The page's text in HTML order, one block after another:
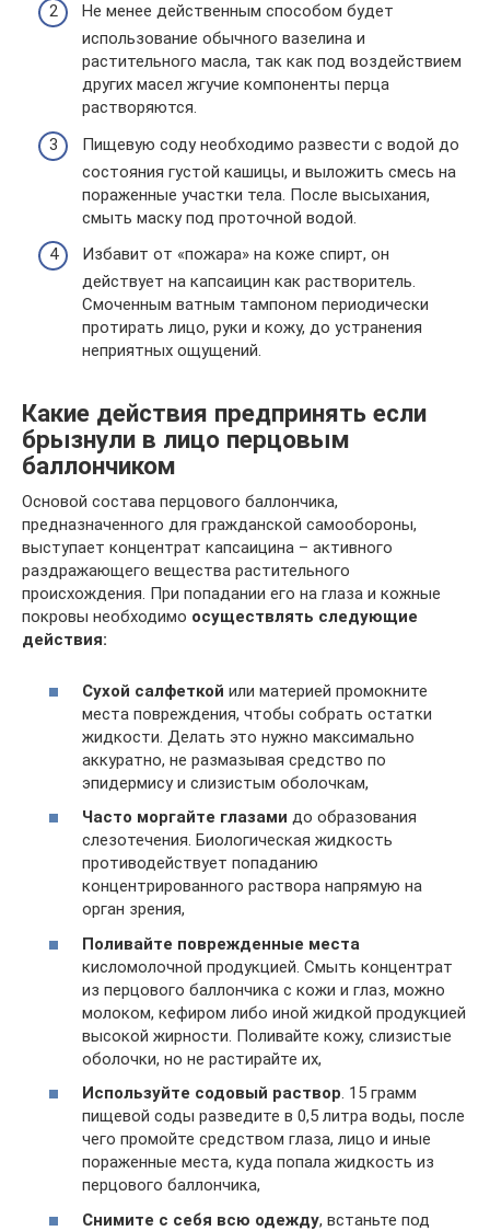
Не менее действенным способом будет
использование обычного вазелина и
растительного масла, так как под воздействием
других масел жгучие компоненты перца
растворяются.
Пищевую соду необходимо развести с водой до
состояния густой кашицы, и выложить смесь на
пораженные участки тела. После высыхания,
смыть маску под проточной водой.
Избавит от «пожара» на коже спирт, он
действует на капсаицин как растворитель.
Смоченным ватным тампоном периодически
протирать лицо, руки и кожу, до устранения
неприятных ощущений.
Какие действия предпринять если
брызнули в лицо перцовым
баллончиком
Основой состава перцового баллончика,
предназначенного для гражданской самообороны,
выступает концентрат капсаицина – активного
раздражающего вещества растительного
происхождения. При попадании его на глаза и кожные
покровы необходимо осуществлять следующие
действия:
Сухой салфеткой или материей промокните
места повреждения, чтобы собрать остатки
жидкости. Делать это нужно максимально
аккуратно, не размазывая средство по
эпидермису и слизистым оболочкам,
Часто моргайте глазами до образования
слезотечения. Биологическая жидкость
противодействует попаданию
концентрированного раствора напрямую на
орган зрения,
Поливайте поврежденные места
кисломолочной продукцией. Смыть концентрат
из перцового баллончика с кожи и глаз, можно
молоком, кефиром либо иной жидкой продукцией
высокой жирности. Поливайте кожу, слизистые
оболочки, но не растирайте их,
Используйте содовый раствор. 15 грамм
пищевой соды разведите в 0,5 литра воды, после
чего промойте средством глаза, лицо и иные
пораженные места, куда попала жидкость из
перцового баллончика,
Снимите с себя всю одежду, встаньте под